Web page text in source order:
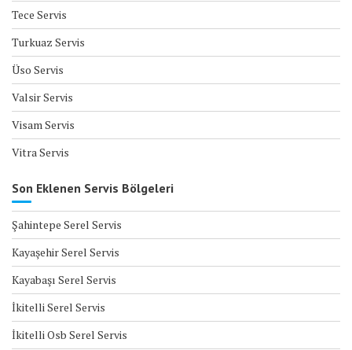
Tece Servis
Turkuaz Servis
Üso Servis
Valsir Servis
Visam Servis
Vitra Servis
Son Eklenen Servis Bölgeleri
Şahintepe Serel Servis
Kayaşehir Serel Servis
Kayabaşı Serel Servis
İkitelli Serel Servis
İkitelli Osb Serel Servis